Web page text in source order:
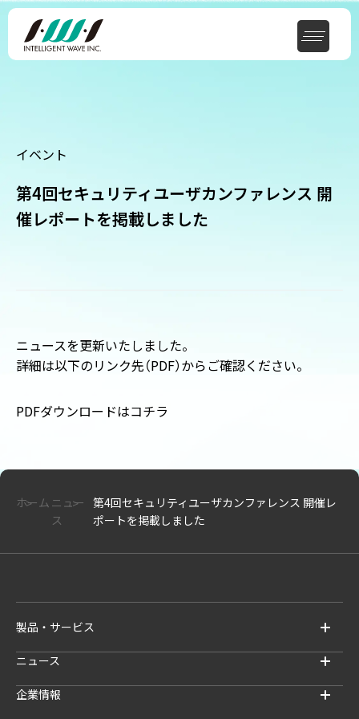
イベント
第4回セキュリティユーザカンファレンス 開
催レポートを掲載しました
ニュースを更新いたしました。
詳細は以下のリンク先（PDF）からご確認ください。
PDFダウンロードはコチラ
ホーム ニュー
ス
第4回セキュリティユーザカンファレンス 開催レ
ポートを掲載しました
製品・サービス
ニュース
企業情報